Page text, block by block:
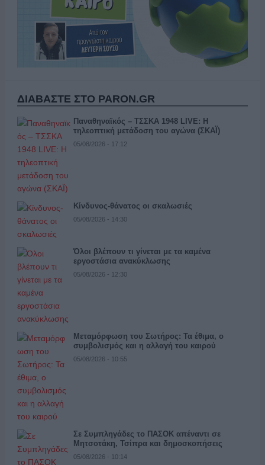
ΔΙΑΒΑΣΤΕ ΣΤΟ PARON.GR
Παναθηναϊκός – ΤΣΣΚΑ 1948 LIVE: Η
τηλεοπτική μετάδοση του αγώνα (ΣΚΑΪ)
05/08/2026 - 17:12
Κίνδυνος-θάνατος οι σκαλωσιές
05/08/2026 - 14:30
Όλοι βλέπουν τι γίνεται με τα καμένα
εργοστάσια ανακύκλωσης
05/08/2026 - 12:30
Μεταμόρφωση του Σωτήρος: Τα έθιμα, ο
συμβολισμός και η αλλαγή του καιρού
05/08/2026 - 10:55
Σε Συμπληγάδες το ΠΑΣΟΚ απέναντι σε
Μητσοτάκη, Τσίπρα και δημοσκοπήσεις
05/08/2026 - 10:14